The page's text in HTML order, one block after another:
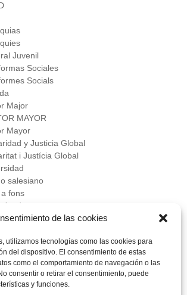
de las cookies
utilizamos tecnologías como las cookies para
del dispositivo. El consentimiento de estas
como el comportamiento de navegación o las
consentir o retirar el consentimiento, puede
y funciones.
Juvenil
Sociales
Socials
Major
MAYOR
Mayor
y Justicia Global
i Justícia Global
salesiano
fons
fondo
entradas
comentarios